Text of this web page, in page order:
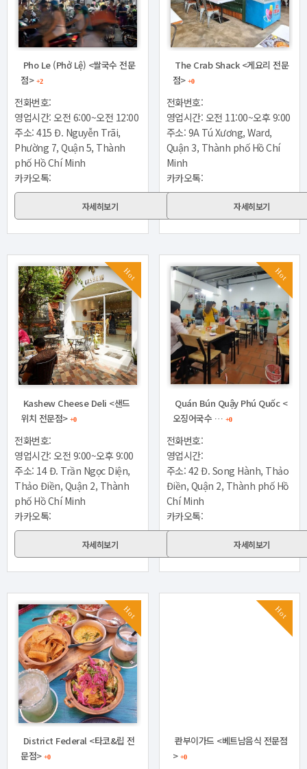
Pho Le (Phở Lệ) <쌀국수 전문
점> +2
전화번호:
영업시간: 오전 6:00~오전 12:00
주소: 415 Đ. Nguyễn Trãi,
Phường 7, Quận 5, Thành
phố Hồ Chí Minh
카카오톡:
자세히보기
The Crab Shack <게요리 전문
점> +0
전화번호:
영업시간: 오전 11:00~오후 9:00
주소: 9A Tú Xương, Ward,
Quận 3, Thành phố Hồ Chí
Minh
카카오톡:
자세히보기
Hot
Kashew Cheese Deli <샌드
위치 전문점> +0
전화번호:
영업시간: 오전 9:00~오후 9:00
주소: 14 Đ. Trần Ngọc Diện,
Thảo Điền, Quận 2, Thành
phố Hồ Chí Minh
카카오톡:
자세히보기
Hot
Quán Bún Quậy Phú Quốc <
오징어국수 … +0
전화번호:
영업시간:
주소: 42 Đ. Song Hành, Thảo
Điền, Quận 2, Thành phố Hồ
Chí Minh
카카오톡:
자세히보기
Hot
District Federal <타코&립 전
문점> +0
Hot
콴부이가드 <베트남음식 전문점
> +0